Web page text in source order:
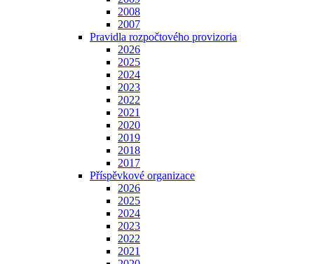
2008
2007
Pravidla rozpočtového provizoria
2026
2025
2024
2023
2022
2021
2020
2019
2018
2017
Příspěvkové organizace
2026
2025
2024
2023
2022
2021